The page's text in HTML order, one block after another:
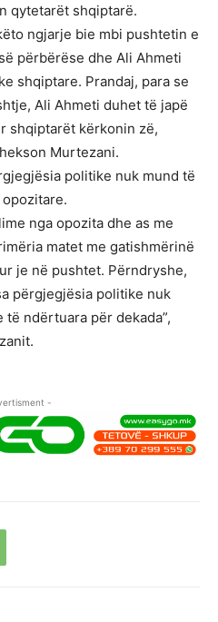
qytetarët shqiptarë.
ngjarje bie mbi pushtetin e
përbërëse dhe Ali Ahmeti
shqiptare. Prandaj, para se
Ali Ahmeti duhet të japë
shqiptarët kërkonin zë,
Murtezani.
politike nuk mund të
nga opozita dhe as me
matet me gatishmërinë
je në pushtet. Përndryshe,
përgjegjësia politike nuk
ndërtuara për dekada”,
-